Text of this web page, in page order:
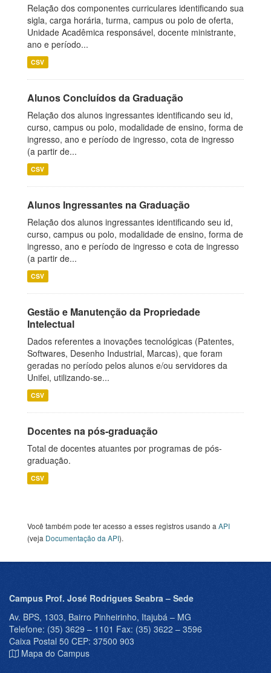
Relação dos componentes curriculares identificando sua
sigla, carga horária, turma, campus ou polo de oferta,
Unidade Acadêmica responsável, docente ministrante,
ano e período...
CSV
Alunos Concluídos da Graduação
Relação dos alunos ingressantes identificando seu id,
curso, campus ou polo, modalidade de ensino, forma de
ingresso, ano e período de ingresso, cota de ingresso
(a partir de...
CSV
Alunos Ingressantes na Graduação
Relação dos alunos ingressantes identificando seu id,
curso, campus ou polo, modalidade de ensino, forma de
ingresso, ano e período de ingresso e cota de ingresso
(a partir de...
CSV
Gestão e Manutenção da Propriedade
Intelectual
Dados referentes a inovações tecnológicas (Patentes,
Softwares, Desenho Industrial, Marcas), que foram
geradas no período pelos alunos e/ou servidores da
Unifei, utilizando-se...
CSV
Docentes na pós-graduação
Total de docentes atuantes por programas de pós-
graduação.
CSV
Você também pode ter acesso a esses registros usando a API
(veja Documentação da API).
Campus Prof. José Rodrigues Seabra – Sede
Av. BPS, 1303, Bairro Pinheirinho, Itajubá – MG
Telefone: (35) 3629 – 1101 Fax: (35) 3622 – 3596
Caixa Postal 50 CEP: 37500 903
Mapa do Campus